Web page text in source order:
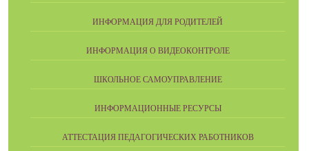
ИНФОРМАЦИЯ ДЛЯ РОДИТЕЛЕЙ
ИНФОРМАЦИЯ О ВИДЕОКОНТРОЛЕ
ШКОЛЬНОЕ САМОУПРАВЛЕНИЕ
ИНФОРМАЦИОННЫЕ РЕСУРСЫ
АТТЕСТАЦИЯ ПЕДАГОГИЧЕСКИХ РАБОТНИКОВ